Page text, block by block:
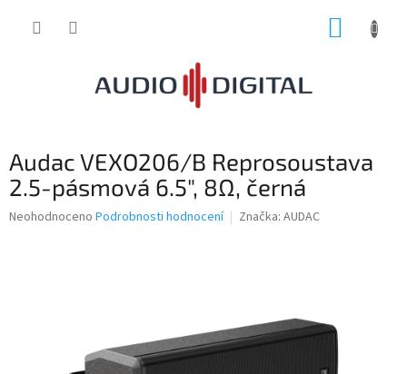
Audac VEXO206/B Reprosoustava
2.5-pásmová 6.5", 8Ω, černá
Průměrné
Neohodnoceno Podrobnosti hodnocení Značka: AUDAC